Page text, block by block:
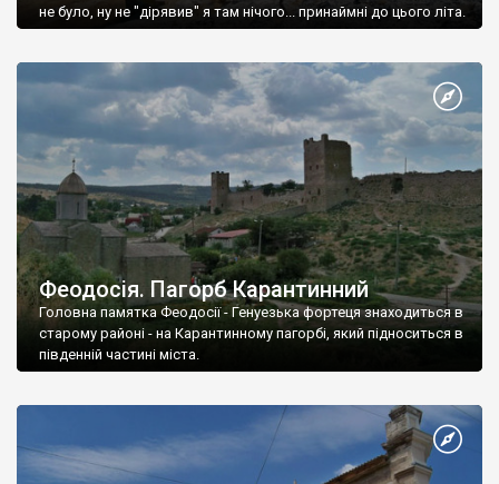
не було, ну не "дірявив" я там нічого... принаймні до цього літа.
Феодосія. Пагорб Карантинний
Головна памятка Феодосії - Генуезька фортеця знаходиться в
старому районі - на Карантинному пагорбі, який підноситься в
південній частині міста.